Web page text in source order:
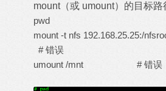
mount（或 umount）的目标路
pwd
mount -t nfs 192.168.25.25:/
# 错误
umount /mnt # 错误